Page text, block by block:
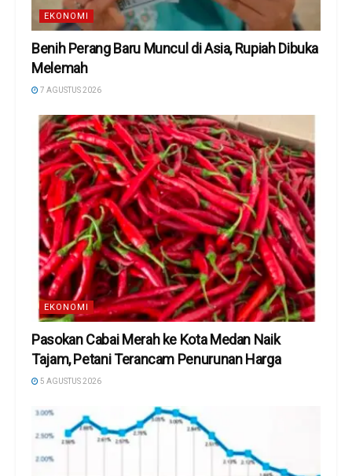
EKONOMI
Benih Perang Baru Muncul di Asia, Rupiah Dibuka
Melemah
7 AGUSTUS 2026
EKONOMI
Pasokan Cabai Merah ke Kota Medan Naik
Tajam, Petani Terancam Penurunan Harga
5 AGUSTUS 2026